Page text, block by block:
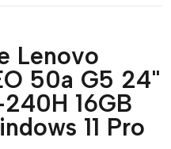
Lenovo
50a G5 24"
16GB
11 Pro